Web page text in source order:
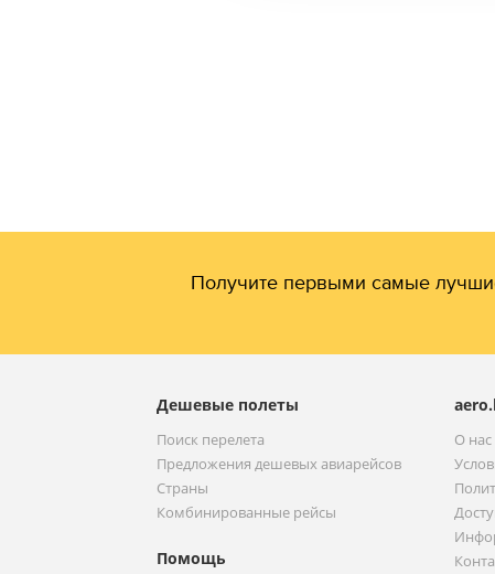
Получите первыми самые
Дешевые полеты
Поиск перелета
Предложения дешевых авиарейсов
Страны
Комбинированные рейсы
Помощь
О нас